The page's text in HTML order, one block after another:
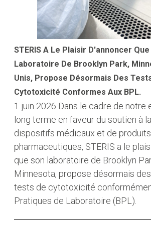
STERIS A Le Plaisir D'annoncer
Laboratoire De Brooklyn Park,
Unis, Propose Désormais Des
Cytotoxicité Conformes Aux BPL.
1 juin 2026 Dans le cadre de notre
long terme en faveur du soutien à
dispositifs médicaux et de produits
pharmaceutiques, STERIS a le
que son laboratoire de Brooklyn
Minnesota, propose désormais
tests de cytotoxicité
Pratiques de Laboratoire (BPL).